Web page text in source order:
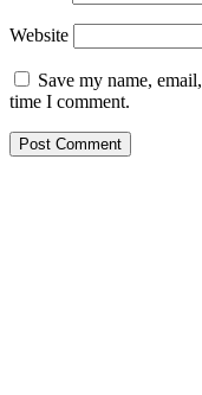
Website
Save my name,
time I comment.